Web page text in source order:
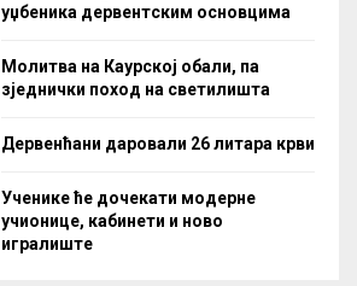
уџбеника дервентским основцима
Молитва на Каурској обали, па
зједнички поход на светилишта
Дервенћани даровали 26 литара крви
Ученике ће дочекати модерне
учионице, кабинети и ново
игралиште